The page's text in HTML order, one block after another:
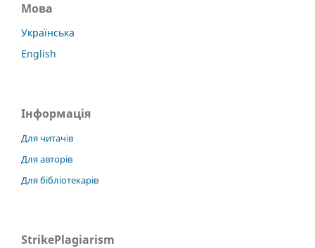
Мова
Українська
English
Інформація
Для читачів
Для авторів
Для бібліотекарів
StrikePlagiarism